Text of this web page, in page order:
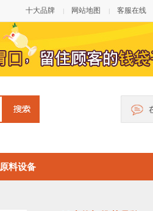
十大品牌 | 网站地图 | 客服在线
原料设备